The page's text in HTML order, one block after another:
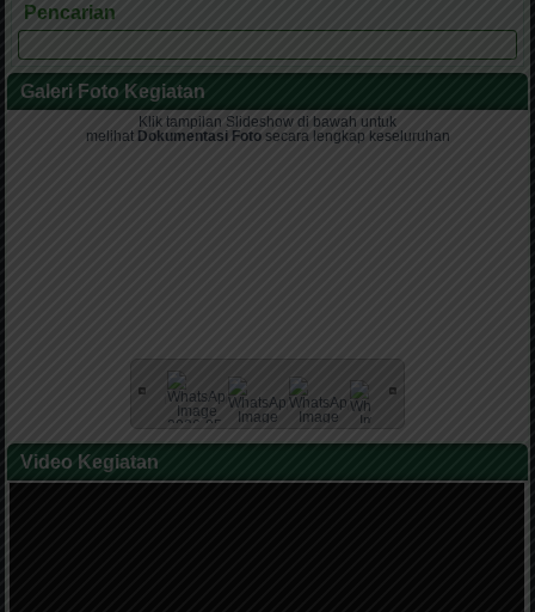
Pencarian
Galeri Foto Kegiatan
Klik tampilan Slideshow di bawah untuk
melihat Dokumentasi Fotosecara lengkap keseluruhan
Video Kegiatan